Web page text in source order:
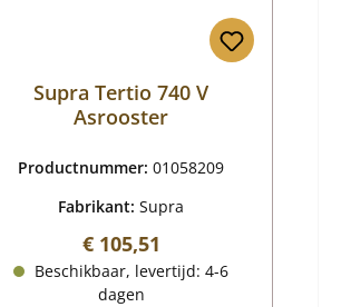
Supra Tertio 740 V
Asrooster
Productnummer:01058209
Fabrikant:Supra
Normale prijs:
€ 105,51
Beschikbaar, levertijd: 4-6
dagen